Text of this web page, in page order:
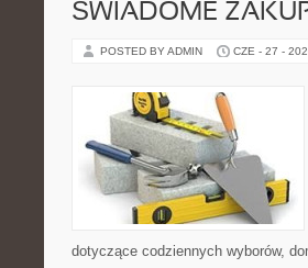
ŚWIADOME
POSTED BY ADMIN CZE - 27 -
dotyczące codziennych wyborów,